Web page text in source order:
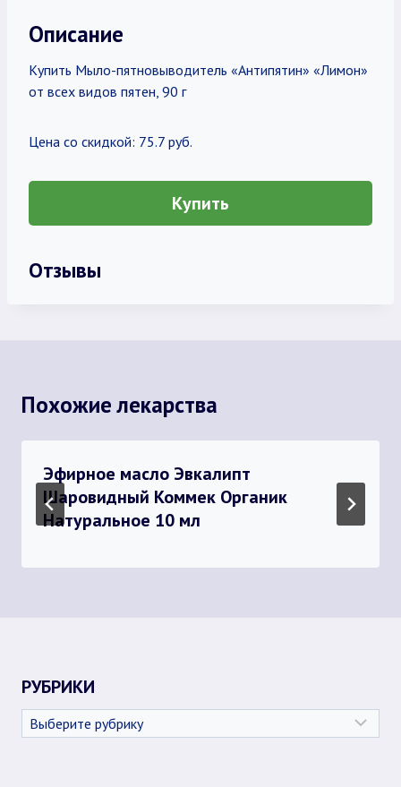
Описание
Купить Мыло-пятновыводитель «Антипятин» «Лимон»
от всех видов пятен, 90 г
Цена со скидкой: 75.7 руб.
Купить
Отзывы
Похожие лекарства
Эфирное масло Эвкалипт
Шаровидный Коммек Органик
Натуральное 10 мл
РУБРИКИ
Рубрики